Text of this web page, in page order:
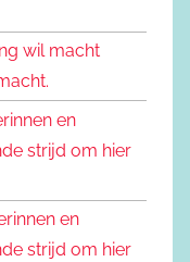
wil macht
en
strijd om hier
en
strijd om hier